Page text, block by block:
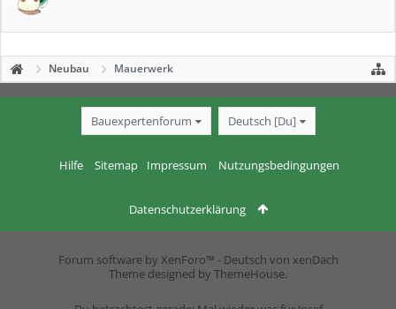
Neubau Mauerwerk
Bauexpertenforum Deutsch [Du]
Hilfe Sitemap Impressum Nutzungsbedingungen
Datenschutzerklärung
Forum software by XenForo™ - Deutsch von xenDach
Theme designed by ThemeHouse.